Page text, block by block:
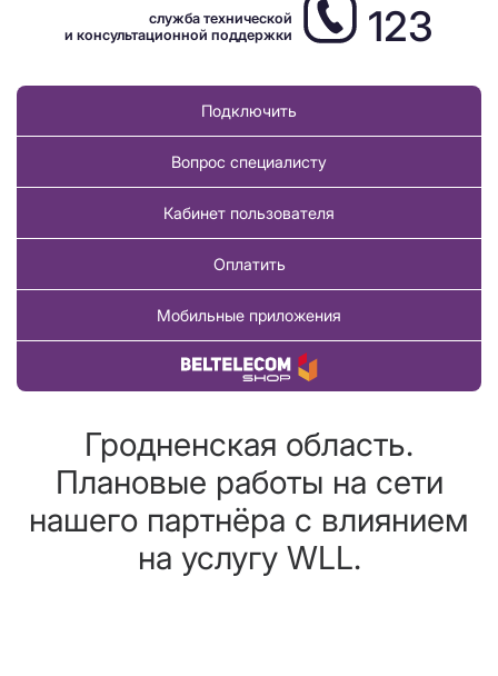
служба технической
и консультационной поддержки
123
Подключить
Вопрос специалисту
Кабинет пользователя
Оплатить
Мобильные приложения
Купить товар
Гродненская область.
Плановые работы на сети
нашего партнёра с влиянием
на услугу WLL.